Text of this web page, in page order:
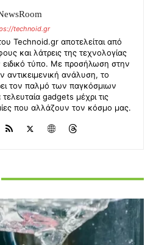
technoid.gr
Technoid.gr αποτελείται από
και λάτρεις της τεχνολογίας
ειδικό τύπο. Με προσήλωση στην
αντικειμενική ανάλυση, το
τον παλμό των παγκόσμιων
gadgets μέχρι τις
που αλλάζουν τον κόσμο μας.